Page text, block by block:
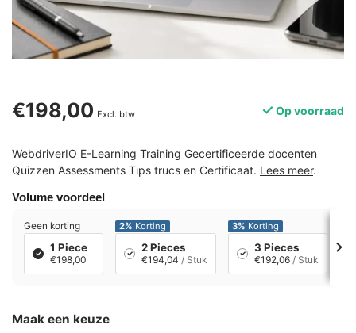
€198,00 Excl. btw Op voorraad
WebdriverIO E-Learning Training Gecertificeerde docenten
Quizzen Assessments Tips trucs en Certificaat. Lees meer.
Volume voordeel
Geen korting
1 Piece
€198,00
2% Korting
2 Pieces
€194,04 / Stuk
3% Korting
3 Pieces
€192,06 / Stuk
Maak een keuze